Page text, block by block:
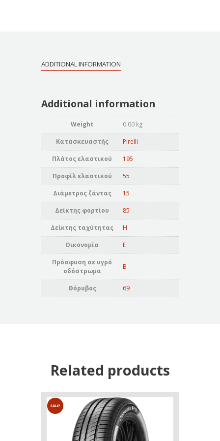
ADDITIONAL INFORMATION
Additional information
Weight 0.00 kg
Κατασκευαστής Pirelli
Πλάτος ελαστικού 195
Προφίλ ελαστικού 55
Διάμετρος ζάντας 15
Δείκτης φορτίου 85
Δείκτης ταχύτητας H
Οικονομία E
Πρόσφυση σε υγρό
οδόστρωμα
B
Θόρυβος 69
Related products
SALE!